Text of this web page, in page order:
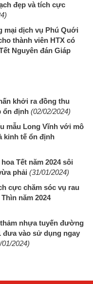
đẹp và tích cực
mại dịch vụ Phú Quới
thành viên HTX có
Nguyên đán Giáp
khởi ra đồng thu
ổn định (02/02/2024)
mẫu Long Vĩnh với mô
kinh tế ổn định
Tết năm 2024 sôi
phải (31/01/2024)
cực chăm sóc vụ rau
năm 2024
nhựa tuyến đường
đưa vào sử dụng ngay
01/2024)